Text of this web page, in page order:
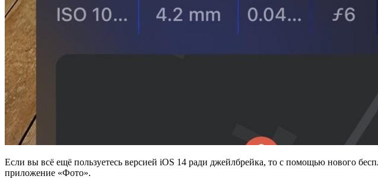
Если вы всё ещё пользуетесь версией iOS 14 ради джейлбрейка, то с помощью нового
приложение «Фото».